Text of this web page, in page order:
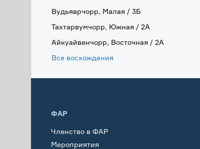
Вудьяврчорр, Малая / 3Б
Тахтарвумчорр, Южная / 2А
Айкуайвенчорр, Восточная / 2А
Все восхождения
ФАР
Членство в ФАР
Мероприятия